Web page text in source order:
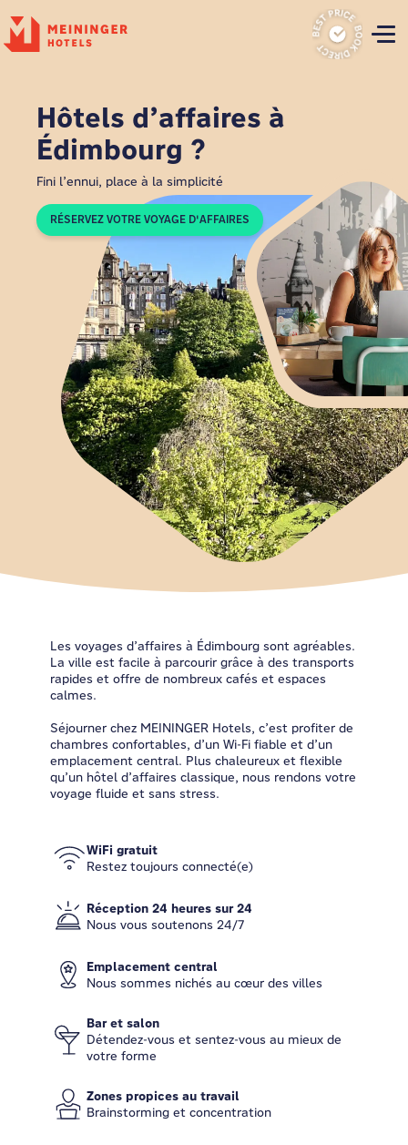
P
Hôtels d’affaires à
Édimbourg ?
Fini l’ennui, place à la simplicité
RÉSERVEZ VOTRE VOYAGE D'AFFAIRES
Les voyages d’affaires à Édimbourg sont agréables.
La ville est facile à parcourir grâce à des transports
rapides et offre de nombreux cafés et espaces
calmes.
Séjourner chez MEININGER Hotels, c’est profiter de
chambres confortables, d’un Wi-Fi fiable et d’un
emplacement central. Plus chaleureux et flexible
qu’un hôtel d’affaires classique, nous rendons votre
voyage fluide et sans stress.
WiFi gratuit
Restez toujours connecté(e)
Réception 24 heures sur 24
Nous vous soutenons 24/7
Emplacement central
Nous sommes nichés au cœur des villes
Bar et salon
Détendez-vous et sentez-vous au mieux de
votre forme
Zones propices au travail
Brainstorming et concentration